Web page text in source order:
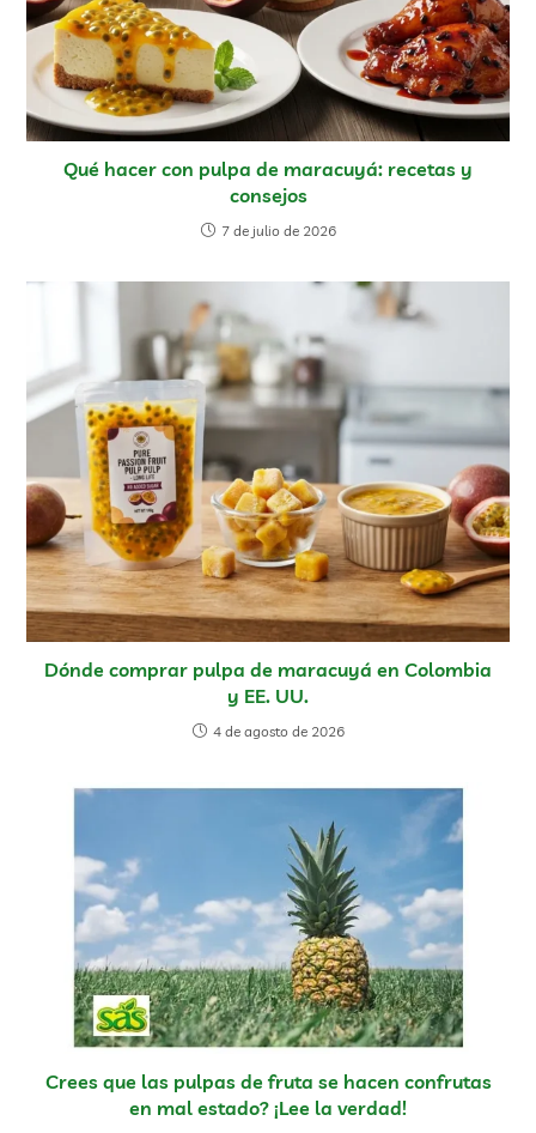
Qué hacer con pulpa de maracuyá: recetas y
consejos
7 de julio de 2026
Dónde comprar pulpa de maracuyá en Colombia
y EE. UU.
4 de agosto de 2026
Crees que las pulpas de fruta se hacen confrutas
en mal estado? ¡Lee la verdad!